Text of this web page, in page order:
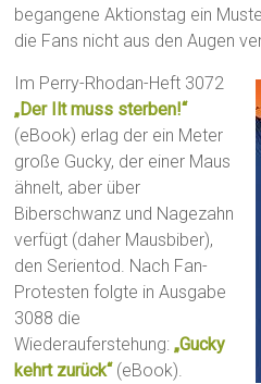
begangene Aktionstag ein
die Fans nicht aus den Augen
Im Perry-Rhodan-Heft 3072
„Der Ilt muss sterben!“
(eBook) erlag der ein Meter
große Gucky, der einer Maus
ähnelt, aber über
Biberschwanz und Nagezahn
verfügt (daher Mausbiber),
den Serientod. Nach Fan-
Protesten folgte in Ausgabe
3088 die
Wiederauferstehung:„Gucky
kehrt zurück“(eBook).